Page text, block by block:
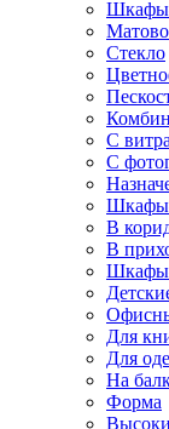
Шкафы-
Стекло
С
С
В
В
Для
Для
На
Форма